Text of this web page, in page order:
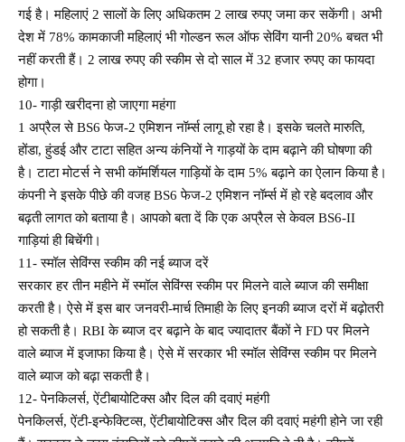
गई है। महिलाएं 2 सालों के लिए अधिकतम 2 लाख रुपए जमा कर सकेंगी। अभी
देश में 78% कामकाजी महिलाएं भी गोल्डन रूल ऑफ सेविंग यानी 20% बचत भी
नहीं करती हैं। 2 लाख रुपए की स्कीम से दो साल में 32 हजार रुपए का फायदा
होगा।
10- गाड़ी खरीदना हो जाएगा महंगा
1 अप्रैल से BS6 फेज-2 एमिशन नॉर्म्स लागू हो रहा है। इसके चलते मारुति,
होंडा, हुंडई और टाटा सहित अन्य कंनियों ने गाड़यों के दाम बढ़ाने की घोषणा की
है। टाटा मोटर्स ने सभी कॉमर्शियल गाड़ियों के दाम 5% बढ़ाने का ऐलान किया है।
कंपनी ने इसके पीछे की वजह BS6 फेज-2 एमिशन नॉर्म्स में हो रहे बदलाव और
बढ़ती लागत को बताया है। आपको बता दें कि एक अप्रैल से केवल BS6-II
गाड़ियां ही बिचेंगी।
11- स्मॉल सेविंग्स स्कीम की नई ब्याज दरें
सरकार हर तीन महीने में स्मॉल सेविंग्स स्कीम पर मिलने वाले ब्याज की समीक्षा
करती है। ऐसे में इस बार जनवरी-मार्च तिमाही के लिए इनकी ब्याज दरों में बढ़ोतरी
हो सकती है। RBI के ब्याज दर बढ़ाने के बाद ज्यादातर बैंकों ने FD पर मिलने
वाले ब्याज में इजाफा किया है। ऐसे में सरकार भी स्मॉल सेविंग्स स्कीम पर मिलने
वाले ब्याज को बढ़ा सकती है।
12- पेनकिलर्स, ऐंटीबायोटिक्स और दिल की दवाएं महंगी
पेनकिलर्स, ऐंटी-इन्फेक्टिव्स, ऐंटीबायोटिक्स और दिल की दवाएं महंगी होने जा रही